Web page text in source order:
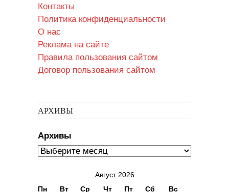
Контакты
Политика конфиденциальности
О нас
Реклама на сайте
Правила пользования сайтом
Договор пользования сайтом
АРХИВЫ
Архивы
Август 2026
Пн
Вт Ср Чт Пт Сб Вс